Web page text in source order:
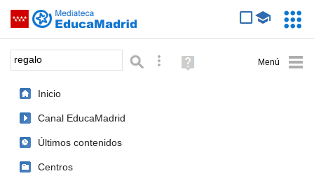
Saltar navegación
Palabra o frase: Búsqueda avanzada
Ayuda
(en
Inicio
Canal EducaMadrid
Últimos contenidos
Centros